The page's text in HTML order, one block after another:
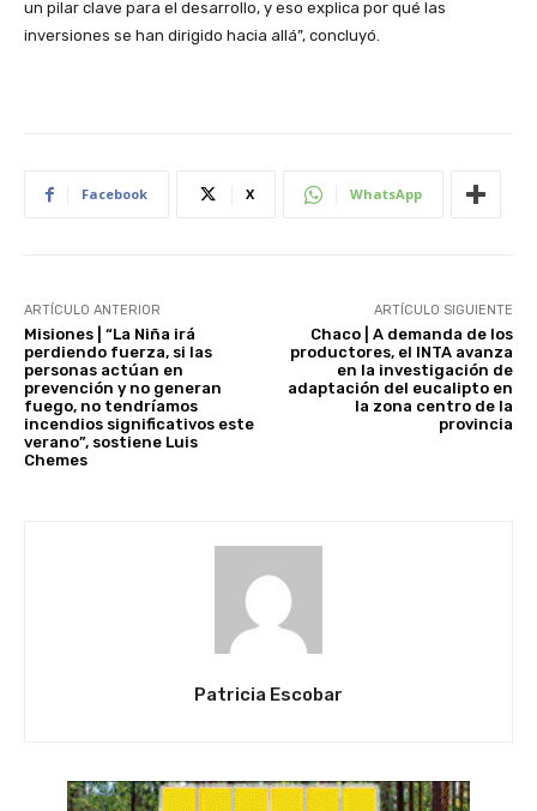
un pilar clave para el desarrollo, y eso explica por qué las
inversiones se han dirigido hacia allá”, concluyó.
Facebook X WhatsApp
ARTÍCULO ANTERIOR
Misiones | “La Niña irá
perdiendo fuerza, si las
personas actúan en
prevención y no generan
fuego, no tendríamos
incendios significativos este
verano”, sostiene Luis
Chemes
ARTÍCULO SIGUIENTE
Chaco | A demanda de los
productores, el INTA avanza
en la investigación de
adaptación del eucalipto en
la zona centro de la
provincia
Patricia Escobar